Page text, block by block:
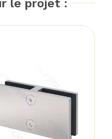
le projet :